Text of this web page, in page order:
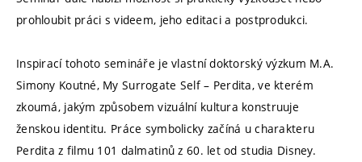
prohloubit práci s videem, jeho editaci a postprodukci.
Inspirací tohoto semináře je vlastní doktorský výzkum M.A.
Simony Koutné, My Surrogate Self – Perdita, ve kterém
zkoumá, jakým způsobem vizuální kultura konstruuje
ženskou identitu. Práce symbolicky začíná u charakteru
Perdita z filmu 101 dalmatinů z 60. let od studia Disney.